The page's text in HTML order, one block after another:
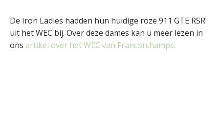
De Iron Ladies hadden hun huidige roze 911 GTE RSR
uit het WEC bij. Over deze dames kan u meer lezen in
ons artikel over het WEC van Francorchamps.